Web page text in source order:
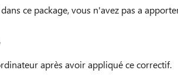
ce package, vous n'avez pas a
après avoir appliqué ce correctif.